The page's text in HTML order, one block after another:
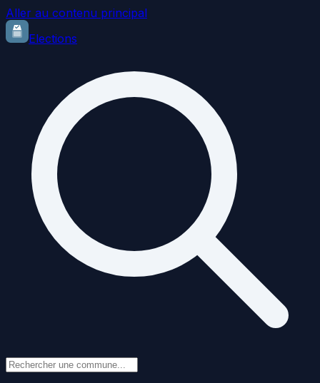
Aller au contenu principal
Elections